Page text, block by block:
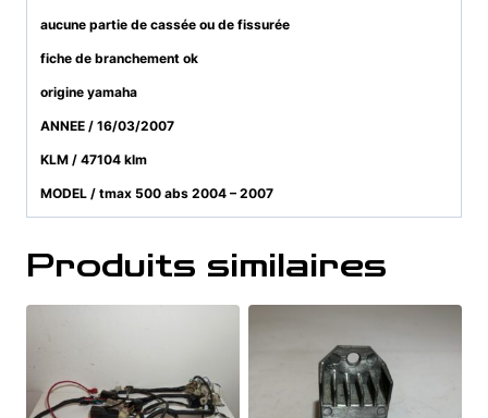
aucune partie de cassée ou de fissurée
fiche de branchement ok
origine yamaha
ANNEE / 16/03/2007
KLM / 47104 klm
MODEL / tmax 500 abs 2004 – 2007
Produits similaires